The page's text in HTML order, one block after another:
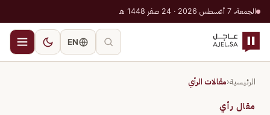
الجمعة، 7 أغسطس 2026 · 24 صفر 1448 هـ
EN
الرئيسية‹مقالات الرأي
مقال رأي